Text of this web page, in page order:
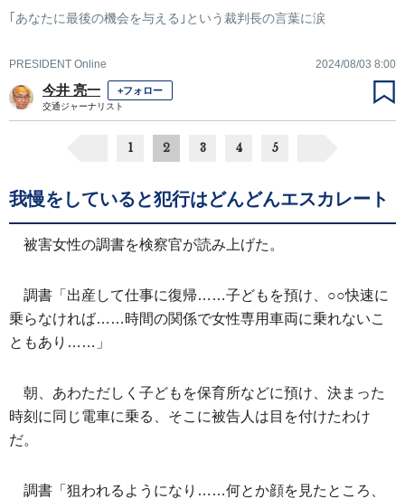
｢あなたに最後の機会を与える｣という裁判長の言葉に涙
PRESIDENT Online 2024/08/03 8:00
今井 亮一 +フォロー
交通ジャーナリスト
1 2 3 4 5
我慢をしていると犯行はどんどんエスカレート
被害女性の調書を検察官が読み上げた。
調書「出産して仕事に復帰……子どもを預け、○○快速に
乗らなければ……時間の関係で女性専用車両に乗れないこ
ともあり……」
朝、あわただしく子どもを保育所などに預け、決まった
時刻に同じ電車に乗る、そこに被告人は目を付けたわけ
だ。
調書「狙われるようになり……何とか顔を見たところ、